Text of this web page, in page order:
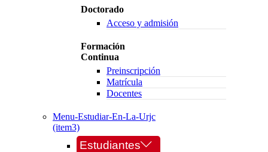
Doctorado
Acceso y admisión
Formación
Continua
Preinscripción
Matrícula
Docentes
Menu-Estudiar-En-La-Urjc
(item3)
Estudiantes